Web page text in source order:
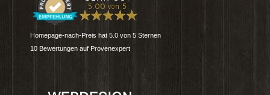
Homepage-nach-Preis hat 5.0 von 5 Sternen
10 Bewertungen auf Provenexpert